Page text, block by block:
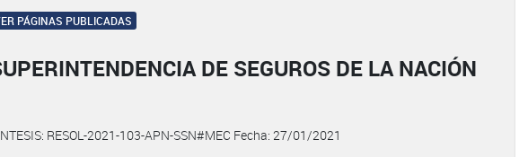
PÁGINAS PUBLICADAS
DE SEGUROS DE LA NACIÓN
RESOL-2021-103-APN-SSN#MEC Fecha: 27/01/2021